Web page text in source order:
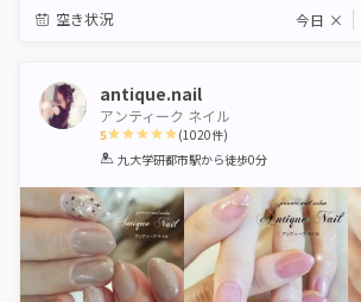
空き状況 今日 ×
antique.nail
アンティーク ネイル
5
1 2 3 4 5
(1020件)
九大学研都市駅から徒歩0分